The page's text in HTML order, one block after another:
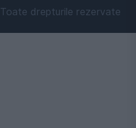
drepturile rezervate